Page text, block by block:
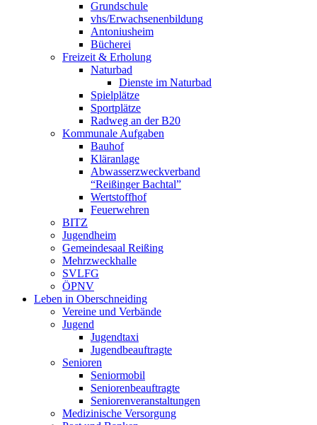
Grundschule
vhs/Erwachsenenbildung
Antoniusheim
Bücherei
Freizeit & Erholung
Naturbad
Dienste im Naturbad
Spielplätze
Sportplätze
Radweg an der B20
Kommunale Aufgaben
Bauhof
Kläranlage
Abwasserzweckverband
“Reißinger Bachtal”
Wertstoffhof
Feuerwehren
BITZ
Jugendheim
Gemeindesaal Reißing
Mehrzweckhalle
SVLFG
ÖPNV
Leben in Oberschneiding
Vereine und Verbände
Jugend
Jugendtaxi
Jugendbeauftragte
Senioren
Seniormobil
Seniorenbeauftragte
Seniorenveranstaltungen
Medizinische Versorgung